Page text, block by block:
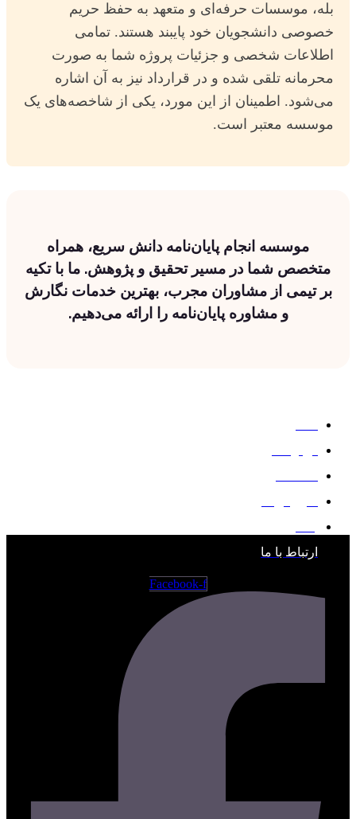
بله، موسسات حرفه‌ای و متعهد به حفظ حریم
خصوصی دانشجویان خود پایبند هستند. تمامی
اطلاعات شخصی و جزئیات پروژه شما به صورت
محرمانه تلقی شده و در قرارداد نیز به آن اشاره
می‌شود. اطمینان از این مورد، یکی از شاخصه‌های یک
موسسه معتبر است.
موسسه انجام پایان‌نامه دانش سریع، همراه
متخصص شما در مسیر تحقیق و پژوهش. ما با تکیه
بر تیمی از مشاوران مجرب، بهترین خدمات نگارش
و مشاوره پایان‌نامه را ارائه می‌دهیم.
ارتباط با ما
Facebook-f